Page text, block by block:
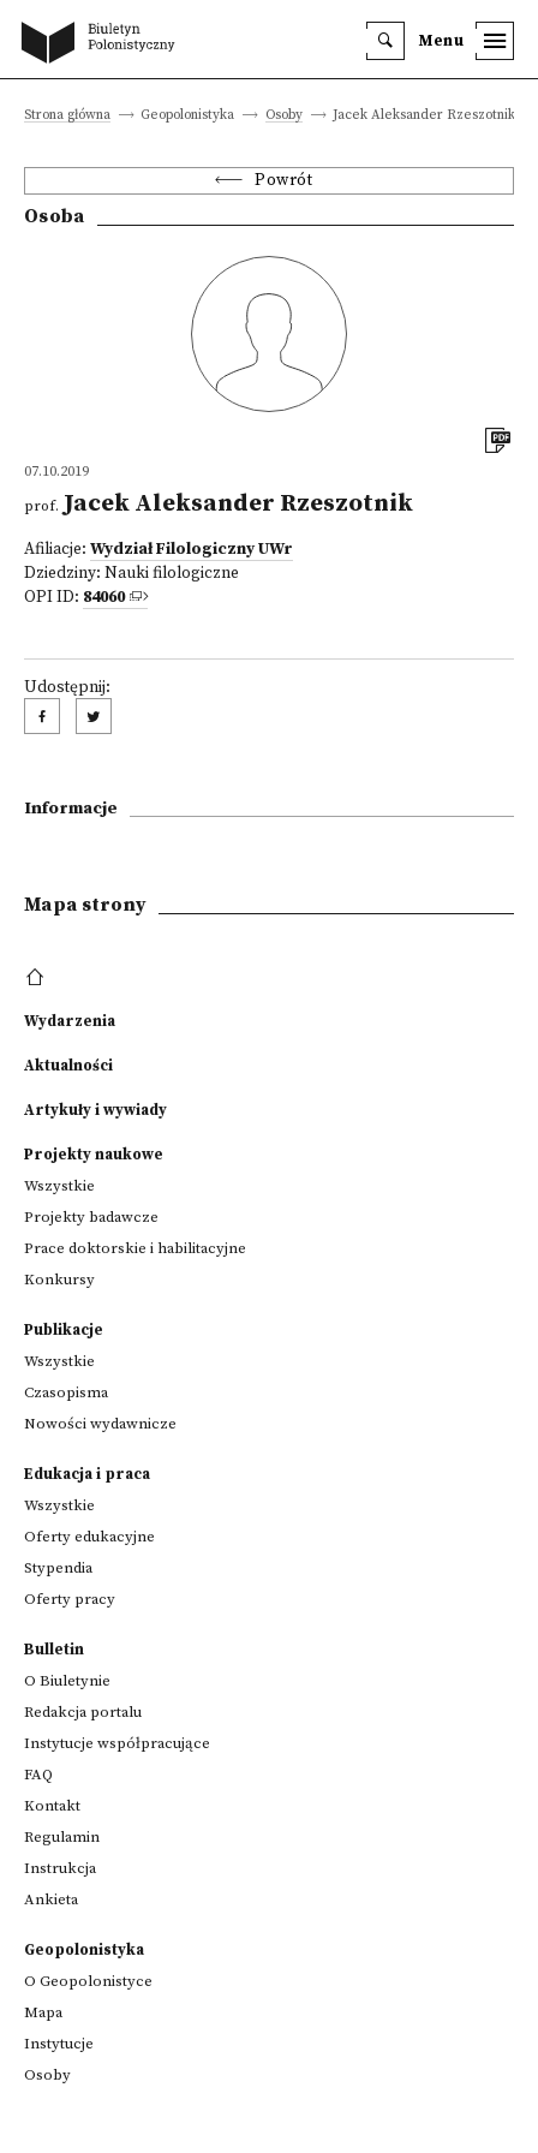
Menu
Strona główna Geopolonistyka Osoby Jacek Aleksander Rzeszotnik
Powrót
Osoba
07.10.2019
prof. Jacek Aleksander Rzeszotnik
Afiliacje: Wydział Filologiczny UWr
Dziedziny: Nauki filologiczne
OPI ID: 84060
Udostępnij:
Informacje
Mapa strony
Wydarzenia
Aktualności
Artykuły i wywiady
Projekty naukowe
Wszystkie
Projekty badawcze
Prace doktorskie i habilitacyjne
Konkursy
Publikacje
Wszystkie
Czasopisma
Nowości wydawnicze
Edukacja i praca
Wszystkie
Oferty edukacyjne
Stypendia
Oferty pracy
Bulletin
O Biuletynie
Redakcja portalu
Instytucje współpracujące
FAQ
Kontakt
Regulamin
Instrukcja
Ankieta
Geopolonistyka
O Geopolonistyce
Mapa
Instytucje
Osoby